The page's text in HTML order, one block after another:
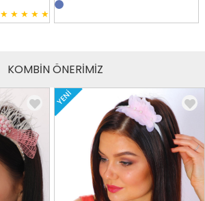
★ ★ ★ ★ ★
KOMBİN ÖNERİMİZ
YENI